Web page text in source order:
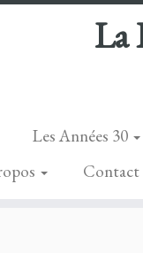
La
Les Années 30
Contact